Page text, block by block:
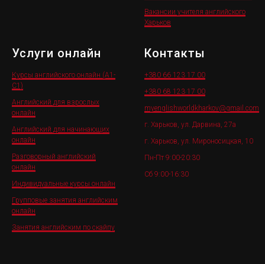
Вакансии учителя английского
Харьков
Услуги онлайн
Курсы английского онлайн (A1-
C1)
Английский для взрослых
онлайн
Английский для начинающих
онлайн
Разговорный английский
онлайн
Индивидуальные курсы онлайн
Групповые занятия английским
онлайн
Занятия английским по скайпу
Контакты
+380 66 123 17 00
+380 68 123 17 00
myenglishworldkharkov@gmail.com
г. Харьков, ул. Дарвина, 27а
г. Харьков, ул. Мироносицкая, 10
Пн-Пт 9:00-20:30
Сб 9:00-16:30